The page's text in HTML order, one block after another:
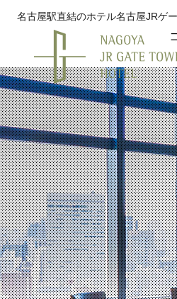
名古屋駅直結のホテル名古屋JRゲ